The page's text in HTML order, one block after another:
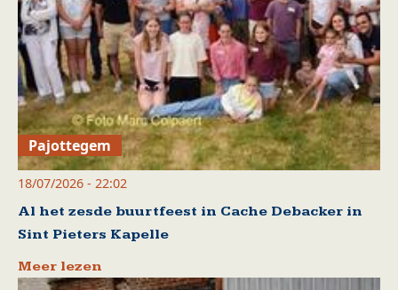
Pajottegem
18/07/2026 - 22:02
Al het zesde buurtfeest in Cache Debacker in
Sint Pieters Kapelle
Meer lezen